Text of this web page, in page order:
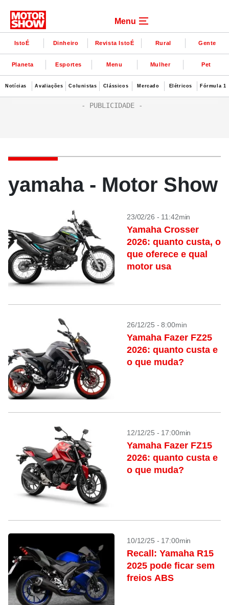
Menu
IstoÉ Dinheiro Revista IstoÉ Rural Gente
Planeta Esportes Menu Mulher Pet
Notícias Avaliações Colunistas Clássicos Mercado Elétricos Fórmula 1
yamaha - Motor Show
23/02/26 - 11:42min
Yamaha Crosser
2026: quanto custa, o
que oferece e qual
motor usa
26/12/25 - 8:00min
Yamaha Fazer FZ25
2026: quanto custa e
o que muda?
12/12/25 - 17:00min
Yamaha Fazer FZ15
2026: quanto custa e
o que muda?
10/12/25 - 17:00min
Recall: Yamaha R15
2025 pode ficar sem
freios ABS